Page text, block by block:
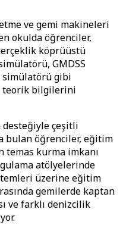
ve gemi makineleri
okulda öğrenciler,
köprüüstü
GMDSS
gibi
teorik bilgilerini
desteğiyle çeşitli
bulan öğrenciler, eğitim
kurma imkanı
atölyelerinde
üzerine eğitim
gemilerde kaptan
ve farklı denizcilik